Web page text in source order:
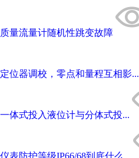
质量流量计随机性跳变故障
定位器调校，零点和量程互相影...
一体式投入液位计与分体式投...